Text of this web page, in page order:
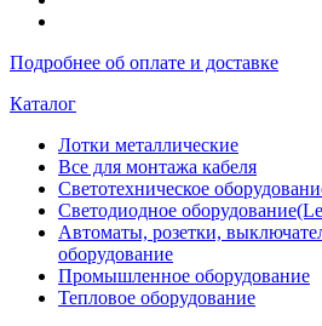
Подробнее об оплате и доставке
Каталог
Лотки металлические
Все для монтажа кабеля
Светотехническое
Светодиодное
Автоматы, розетки,
оборудование
Промышленное оборудование
Тепловое оборудование